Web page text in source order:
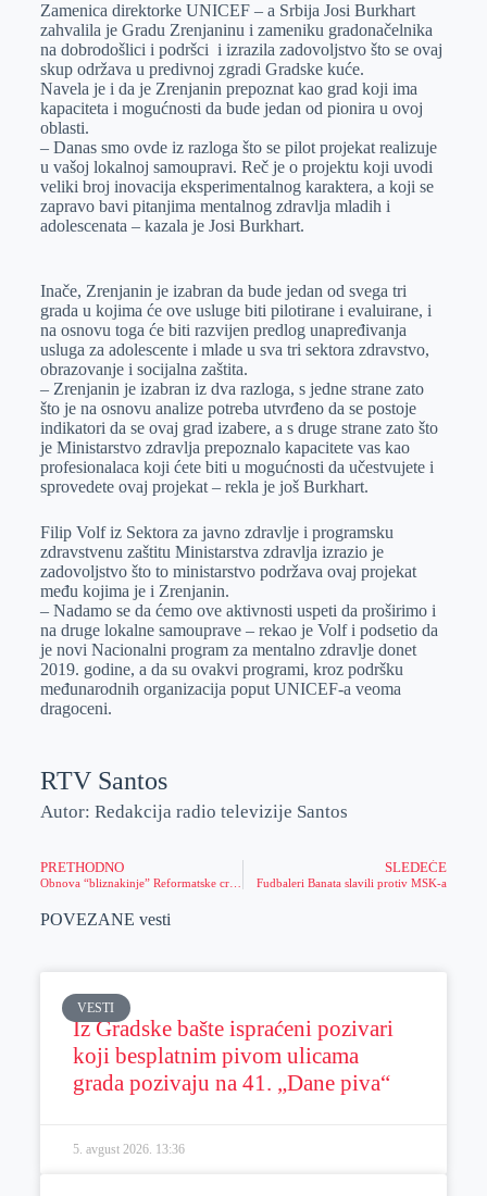
Zamenica direktorke UNICEF – a Srbija Josi Burkhart
zahvalila je Gradu Zrenjaninu i zameniku gradonačelnika
na dobrodošlici i podršci i izrazila zadovoljstvo što se ovaj
skup održava u predivnoj zgradi Gradske kuće.
Navela je i da je Zrenjanin prepoznat kao grad koji ima
kapaciteta i mogućnosti da bude jedan od pionira u ovoj
oblasti.
– Danas smo ovde iz razloga što se pilot projekat realizuje
u vašoj lokalnoj samoupravi. Reč je o projektu koji uvodi
veliki broj inovacija eksperimentalnog karaktera, a koji se
zapravo bavi pitanjima mentalnog zdravlja mladih i
adolescenata – kazala je Josi Burkhart.
Inače, Zrenjanin je izabran da bude jedan od svega tri
grada u kojima će ove usluge biti pilotirane i evaluirane, i
na osnovu toga će biti razvijen predlog unapređivanja
usluga za adolescente i mlade u sva tri sektora zdravstvo,
obrazovanje i socijalna zaštita.
– Zrenjanin je izabran iz dva razloga, s jedne strane zato
što je na osnovu analize potreba utvrđeno da se postoje
indikatori da se ovaj grad izabere, a s druge strane zato što
je Ministarstvo zdravlja prepoznalo kapacitete vas kao
profesionalaca koji ćete biti u mogućnosti da učestvujete i
sprovedete ovaj projekat – rekla je još Burkhart.
Filip Volf iz Sektora za javno zdravlje i programsku
zdravstvenu zaštitu Ministarstva zdravlja izrazio je
zadovoljstvo što to ministarstvo podržava ovaj projekat
među kojima je i Zrenjanin.
– Nadamo se da ćemo ove aktivnosti uspeti da proširimo i
na druge lokalne samouprave – rekao je Volf i podsetio da
je novi Nacionalni program za mentalno zdravlje donet
2019. godine, a da su ovakvi programi, kroz podršku
međunarodnih organizacija poput UNICEF-a veoma
dragoceni.
RTV Santos
Autor: Redakcija radio televizije Santos
PRETHODNO
Obnova “bliznakinje” Reformatske crkve – kapela na Reformatskom/Evangelističkom groblju dobija prepoznatljivu belu boju
SLEDEĆE
Fudbaleri Banata slavili protiv MSK-a
POVEZANE vesti
VESTI
Iz Gradske bašte ispraćeni pozivari
koji besplatnim pivom ulicama
grada pozivaju na 41. „Dane piva“
5. avgust 2026. 13:36